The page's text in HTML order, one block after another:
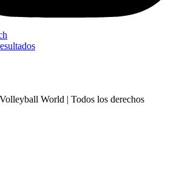
World | Todos los derechos